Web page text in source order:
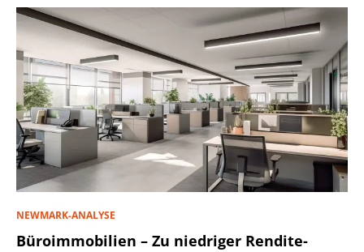
NEWMARK-ANALYSE
Büroimmobilien – Zu niedriger Rendite-